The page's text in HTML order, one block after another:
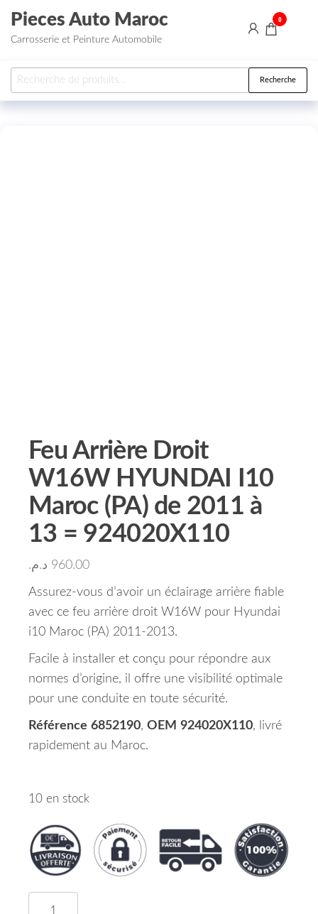
Aller au contenu
Pieces Auto Maroc
Carrosserie et Peinture Automobile
0
Recherche pour : Recherche
Feu Arrière Droit
W16W HYUNDAI I10
Maroc (PA) de 2011 à
13 = 924020X110
960.00 د.م.
Assurez-vous d’avoir un éclairage arrière fiable
avec ce feu arrière droit W16W pour Hyundai
i10 Maroc (PA) 2011-2013.
Facile à installer et conçu pour répondre aux
normes d’origine, il offre une visibilité optimale
pour une conduite en toute sécurité.
Référence 6852190, OEM 924020X110, livré
rapidement au Maroc.
10 en stock